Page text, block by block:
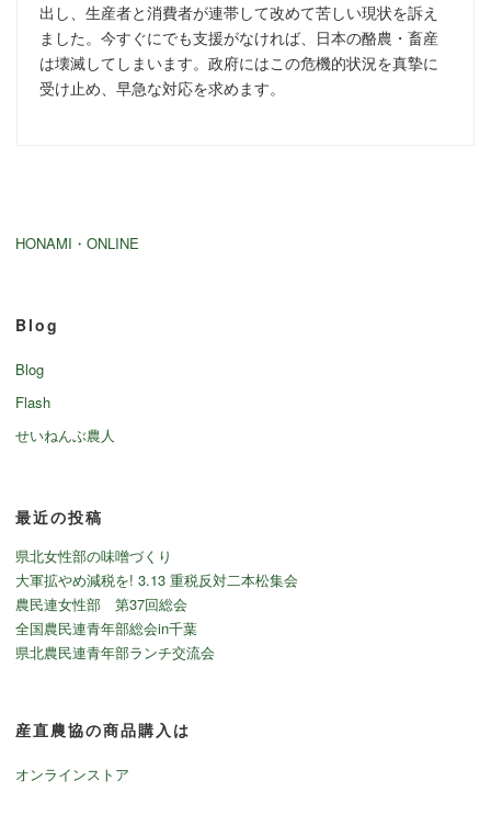
出し、生産者と消費者が連帯して改めて苦しい現状を訴え
ました。今すぐにでも支援がなければ、日本の酪農・畜産
は壊滅してしまいます。政府にはこの危機的状況を真摯に
受け止め、早急な対応を求めます。
HONAMI・ONLINE
Blog
Blog
Flash
せいねんぶ農人
最近の投稿
県北女性部の味噌づくり
大軍拡やめ減税を! 3.13 重税反対二本松集会
農民連女性部 第37回総会
全国農民連青年部総会in千葉
県北農民連青年部ランチ交流会
産直農協の商品購入は
オンラインストア